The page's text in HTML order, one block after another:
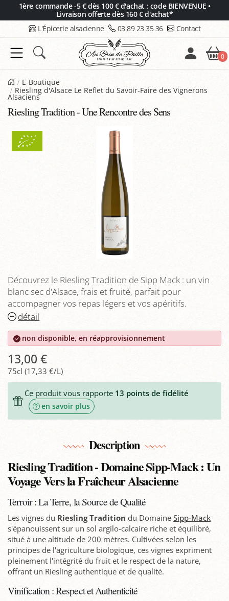
1ère commande -5 € dès 100 € d'achat : code BIENVENUE •
Livraison offerte dès 160 € d'achat*
L'Épicerie alsacienne 03 89 23 35 36 Contact
0
E-Boutique
Riesling d'Alsace Le Reflet du Savoir-Faire des Vignerons
Alsaciens
Riesling Tradition - Une Rencontre des Sens
Découvrez le Riesling Tradition de Sipp Mack : un vin
blanc sec d'Alsace, frais et fruité, parfait pour
accompagner vos repas légers et vos apéritifs.
détail
non disponible, en réapprovisionnement
13,00 €
75cl (17,33 €/L)
Ce produit vous rapporte 13 points de fidélité
en savoir plus
Description
Riesling Tradition - Domaine Sipp-Mack : Un
Voyage Vers la Fraîcheur Alsacienne
Terroir : La Terre, la Source de Qualité
Les vignes du Riesling Tradition du Domaine Sipp-Mack
s'épanouissent sur un sol argilo-calcaire riche et équilibré,
situé à une altitude de 200 mètres. Cultivées selon les
principes de l'agriculture biologique, ces vignes expriment
pleinement l'intégrité du fruit et le respect de la nature,
offrant un Riesling authentique et de qualité.
Vinification : Respect et Authenticité
Panneau de gestion des cookies